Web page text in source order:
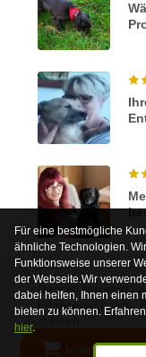
In den
Für eine bestmögliche
ähnliche Technologien.
Funktionsweise unserer
der Webseite.Wir
dabei helfen, Ihnen einen
bieten zu können.
hier.
Bachblüten sind
Pflanzenextrakte,
© 2026